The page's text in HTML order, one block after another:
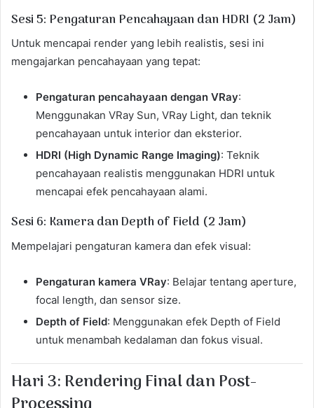
Sesi 5: Pengaturan Pencahayaan dan HDRI (2 Jam)
Untuk mencapai render yang lebih realistis, sesi ini
mengajarkan pencahayaan yang tepat:
Pengaturan pencahayaan dengan VRay:
Menggunakan VRay Sun, VRay Light, dan teknik
pencahayaan untuk interior dan eksterior.
HDRI (High Dynamic Range Imaging): Teknik
pencahayaan realistis menggunakan HDRI untuk
mencapai efek pencahayaan alami.
Sesi 6: Kamera dan Depth of Field (2 Jam)
Mempelajari pengaturan kamera dan efek visual:
Pengaturan kamera VRay: Belajar tentang aperture,
focal length, dan sensor size.
Depth of Field: Menggunakan efek Depth of Field
untuk menambah kedalaman dan fokus visual.
Hari 3: Rendering Final dan Post-